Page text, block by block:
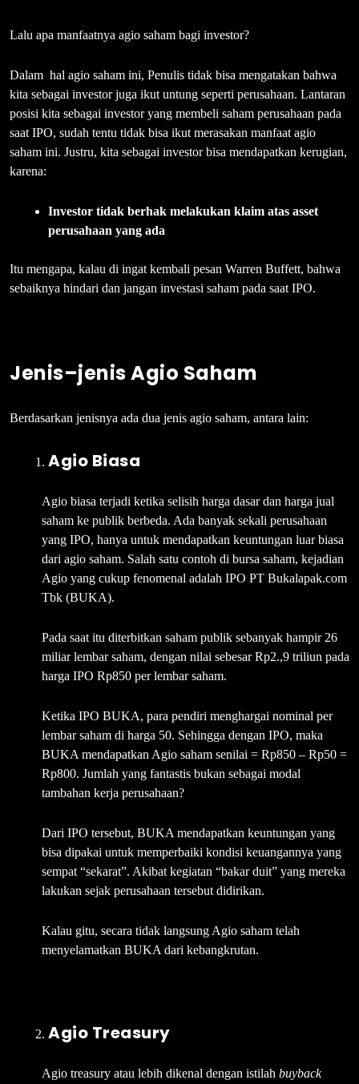
Lalu apa manfaatnya agio saham bagi investor?
Dalam hal agio saham ini, Penulis tidak bisa mengatakan bahwa
kita sebagai investor juga ikut untung seperti perusahaan. Lantaran
posisi kita sebagai investor yang membeli saham perusahaan pada
saat IPO, sudah tentu tidak bisa ikut merasakan manfaat agio
saham ini. Justru, kita sebagai investor bisa mendapatkan kerugian,
karena:
Investor tidak berhak melakukan klaim atas asset
perusahaan yang ada
Itu mengapa, kalau di ingat kembali pesan Warren Buffett, bahwa
sebaiknya hindari dan jangan investasi saham pada saat IPO.
Jenis–jenis Agio Saham
Berdasarkan jenisnya ada dua jenis agio saham, antara lain:
Agio Biasa
Agio biasa terjadi ketika selisih harga dasar dan harga jual
saham ke publik berbeda. Ada banyak sekali perusahaan
yang IPO, hanya untuk mendapatkan keuntungan luar biasa
dari agio saham. Salah satu contoh di bursa saham, kejadian
Agio yang cukup fenomenal adalah IPO PT Bukalapak.com
Tbk (BUKA).
Pada saat itu diterbitkan saham publik sebanyak hampir 26
miliar lembar saham, dengan nilai sebesar Rp2.,9 triliun pada
harga IPO Rp850 per lembar saham.
Ketika IPO BUKA, para pendiri menghargai nominal per
lembar saham di harga 50. Sehingga dengan IPO, maka
BUKA mendapatkan Agio saham senilai = Rp850 – Rp50 =
Rp800. Jumlah yang fantastis bukan sebagai modal
tambahan kerja perusahaan?
Dari IPO tersebut, BUKA mendapatkan keuntungan yang
bisa dipakai untuk memperbaiki kondisi keuangannya yang
sempat “sekarat”. Akibat kegiatan “bakar duit” yang mereka
lakukan sejak perusahaan tersebut didirikan.
Kalau gitu, secara tidak langsung Agio saham telah
menyelamatkan BUKA dari kebangkrutan.
Agio Treasury
Agio treasury atau lebih dikenal dengan istilah buyback